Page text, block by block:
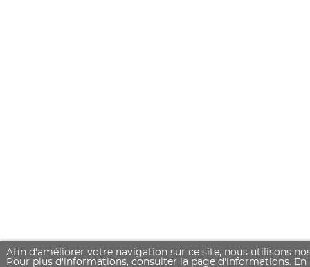
Afin d'améliorer votre navigation sur ce site, nous utilisons
Pour plus d'informations, consulter la page d'informations.